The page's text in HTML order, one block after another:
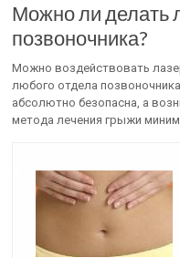
Можно ли делать
позвоночника?
Можно воздействовать
любого отдела
абсолютно безопасна, а
метода лечения грыжи